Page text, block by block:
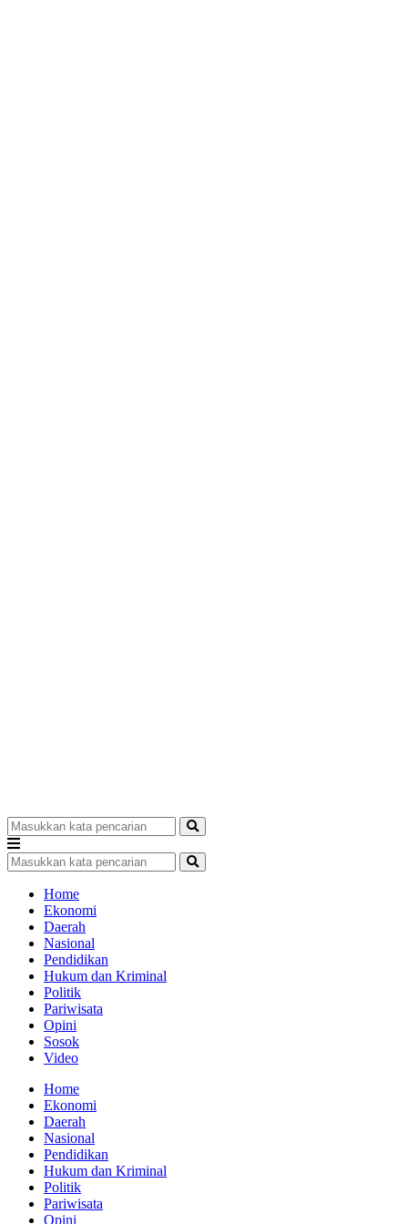
Home
Ekonomi
Daerah
Nasional
Pendidikan
Hukum dan Kriminal
Politik
Pariwisata
Opini
Sosok
Video
Home
Ekonomi
Daerah
Nasional
Pendidikan
Hukum dan Kriminal
Politik
Pariwisata
Opini